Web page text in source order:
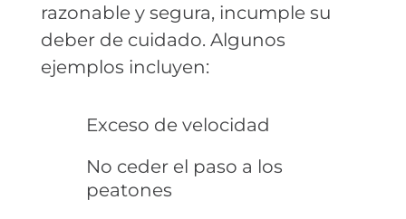
razonable y segura, incumple su
deber de cuidado. Algunos
ejemplos incluyen:
Exceso de velocidad
No ceder el paso a los
peatones